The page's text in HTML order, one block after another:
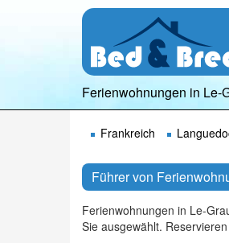
Ferienwohnungen in Le-
Frankreich
Führer von
Ferienwohnungen in Le-
Sie ausgewählt.